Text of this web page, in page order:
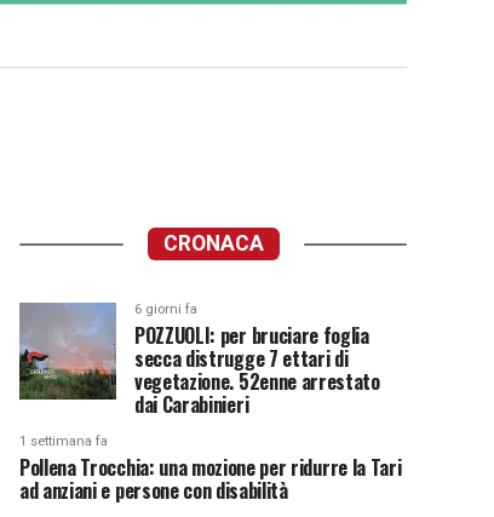
CRONACA
6 giorni fa
POZZUOLI: per bruciare foglia
secca distrugge 7 ettari di
vegetazione. 52enne arrestato
dai Carabinieri
1 settimana fa
Pollena Trocchia: una mozione per ridurre la Tari
ad anziani e persone con disabilità